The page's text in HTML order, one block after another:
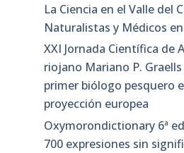
La Ciencia en el Valle del
Naturalistas y Médicos
XXI Jornada Científica de
riojano Mariano P. Graells
primer biólogo pesquero
proyección europea
Oxymorondictionary 6ª
700 expresiones sin